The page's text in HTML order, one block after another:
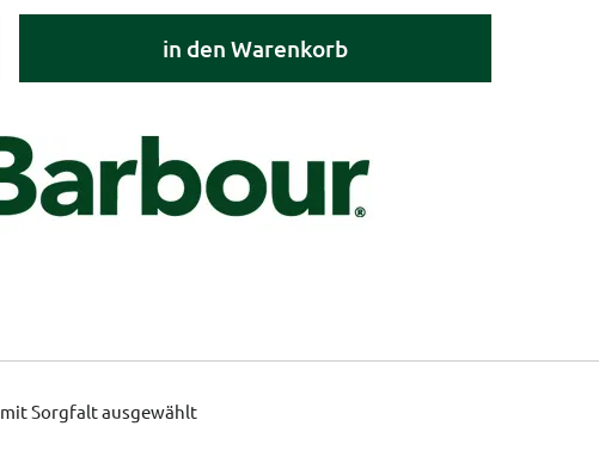
in den Warenkorb
mit Sorgfalt ausgewählt